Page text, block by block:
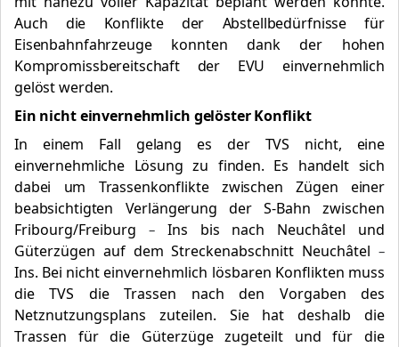
Auch die Konflikte der Abstellbedürfnisse für
Eisenbahnfahrzeuge konnten dank der hohen
Kompromissbereitschaft der EVU einvernehmlich
gelöst werden.
Ein nicht einvernehmlich gelöster Konflikt
In einem Fall gelang es der TVS nicht, eine
einvernehmliche Lösung zu finden. Es handelt sich
dabei um Trassenkonflikte zwischen Zügen einer
beabsichtigten Verlängerung der S-Bahn zwischen
Fribourg/Freiburg –Ins bis nach Neuchâtel und
Güterzügen auf dem Streckenabschnitt Neuchâtel –
Ins. Bei nicht einvernehmlich lösbaren Konflikten muss
die TVS die Trassen nach den Vorgaben des
Netznutzungsplans zuteilen. Sie hat deshalb die
Trassen für die Güterzüge zugeteilt und für die